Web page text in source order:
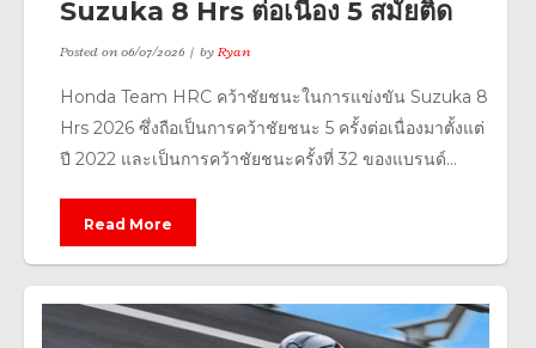
Suzuka 8 Hrs ต่อเนื่อง 5 สมัยติด
Posted on06/07/2026 byRyan
Honda Team HRC คว้าชัยชนะในการแข่งขัน Suzuka 8
Hrs 2026 ซึ่งถือเป็นการคว้าชัยชนะ 5 ครั้งต่อเนื่องมาตั้งแต่
ปี 2022 และเป็นการคว้าชัยชนะครั้งที่ 32 ของแบรนด์...
Read More